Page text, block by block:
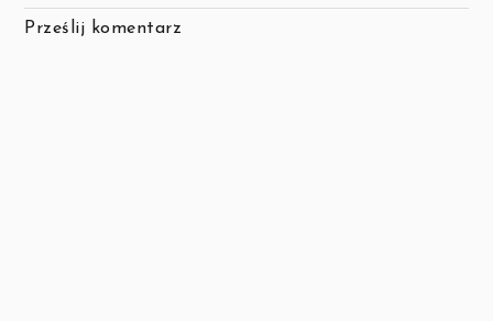
Prześlij komentarz